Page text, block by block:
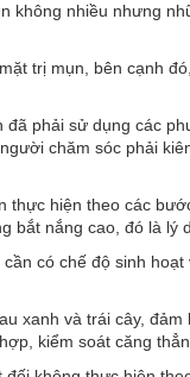
không nhiều nhưng
trị mụn, bên cạnh
đã phải sử dụng các
chăm sóc phải
thực hiện theo các
bắt nắng cao, đó là lý
có chế độ sinh
xanh và trái cây,
kiểm soát căng